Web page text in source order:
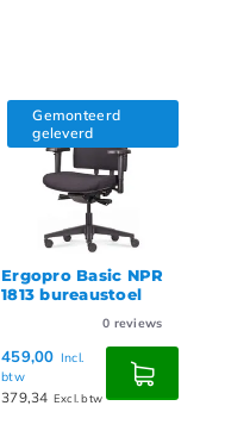
Gemonteerd
geleverd
Ergopro Basic NPR
1813 bureaustoel
0 reviews
459,00 Incl.
btw
379,34 Excl. btw